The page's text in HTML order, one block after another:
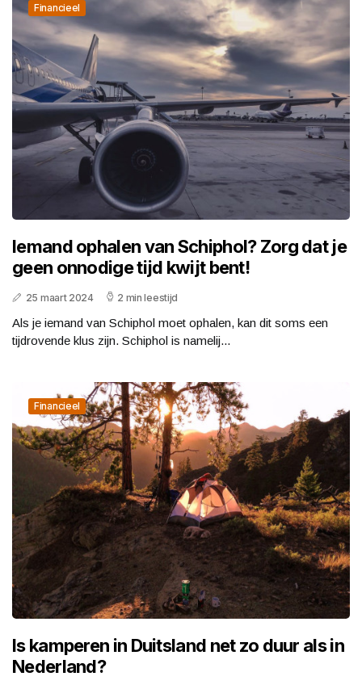
Financieel
Iemand ophalen van Schiphol? Zorg dat je
geen onnodige tijd kwijt bent!
25 maart 2024 2 min leestijd
Als je iemand van Schiphol moet ophalen, kan dit soms een
tijdrovende klus zijn. Schiphol is namelij...
Financieel
Is kamperen in Duitsland net zo duur als in
Nederland?